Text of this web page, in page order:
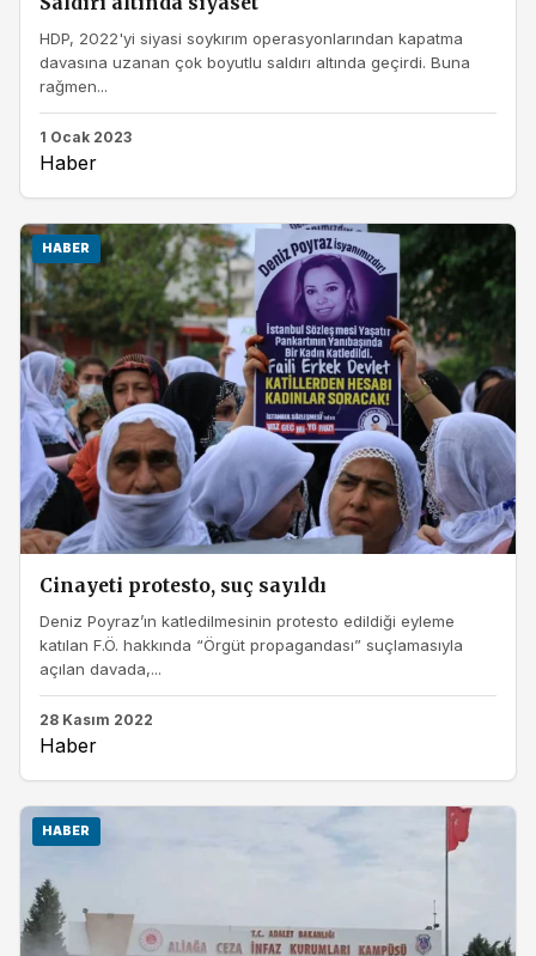
HDP, 2022'yi siyasi soykırım operasyonlarından kapatma
davasına uzanan çok boyutlu saldırı altında geçirdi. Buna
rağmen...
1 Ocak 2023
Haber
HABER
Cinayeti protesto, suç sayıldı
Deniz Poyraz’ın katledilmesinin protesto edildiği eyleme
katılan F.Ö. hakkında “Örgüt propagandası” suçlamasıyla
açılan davada,...
28 Kasım 2022
Haber
HABER